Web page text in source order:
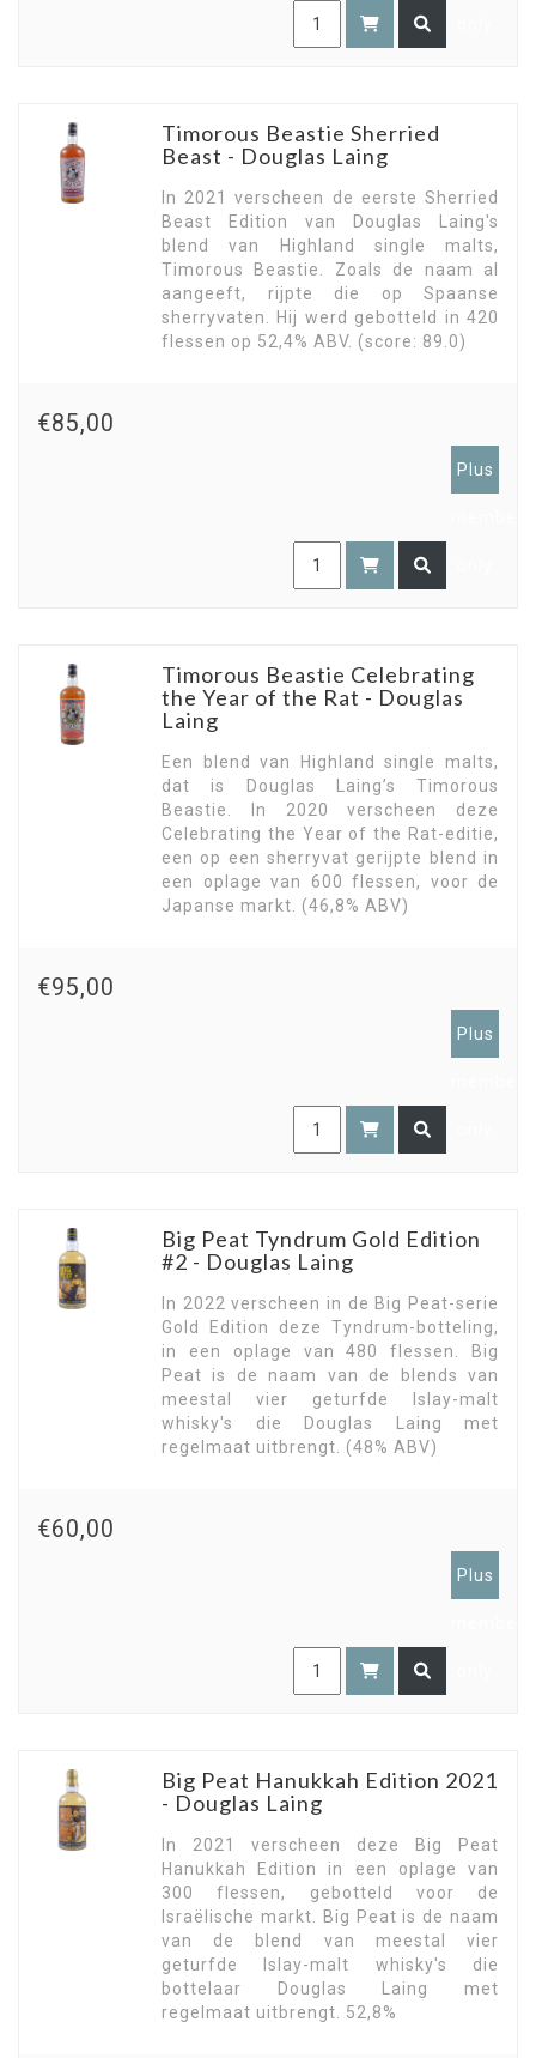
Timorous Beastie Sherried
Beast - Douglas Laing
In 2021 verscheen de eerste Sherried
Beast Edition van Douglas Laing's
blend van Highland single malts,
Timorous Beastie. Zoals de naam al
aangeeft, rijpte die op Spaanse
sherryvaten. Hij werd gebotteld in 420
flessen op 52,4% ABV. (score: 89.0)
€85,00
Plus
Timorous Beastie Celebrating
the Year of the Rat - Douglas
Laing
Een blend van Highland single malts,
dat is Douglas Laing’s Timorous
Beastie. In 2020 verscheen deze
Celebrating the Year of the Rat-editie,
een op een sherryvat gerijpte blend in
een oplage van 600 flessen, voor de
Japanse markt. (46,8% ABV)
€95,00
Plus
Big Peat Tyndrum Gold Edition
#2 - Douglas Laing
In 2022 verscheen in de Big Peat-serie
Gold Edition deze Tyndrum-botteling,
in een oplage van 480 flessen. Big
Peat is de naam van de blends van
meestal vier geturfde Islay-malt
whisky's die Douglas Laing met
regelmaat uitbrengt. (48% ABV)
€60,00
Plus
Big Peat Hanukkah Edition 2021
- Douglas Laing
In 2021 verscheen deze Big Peat
Hanukkah Edition in een oplage van
300 flessen, gebotteld voor de
Israëlische markt. Big Peat is de naam
van de blend van meestal vier
geturfde Islay-malt whisky's die
bottelaar Douglas Laing met
regelmaat uitbrengt. 52,8%